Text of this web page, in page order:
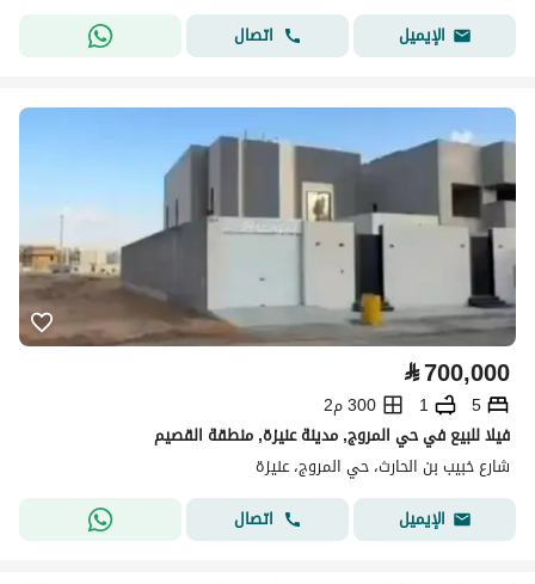
الإيميل
اتصال
⃁700,000
5
1
300 م2
فيلا للبيع في حي المروج, مدينة عنيزة, منطقة القصيم
شارع خبيب بن الحارث، حي المروج، عنيزة
الإيميل
اتصال